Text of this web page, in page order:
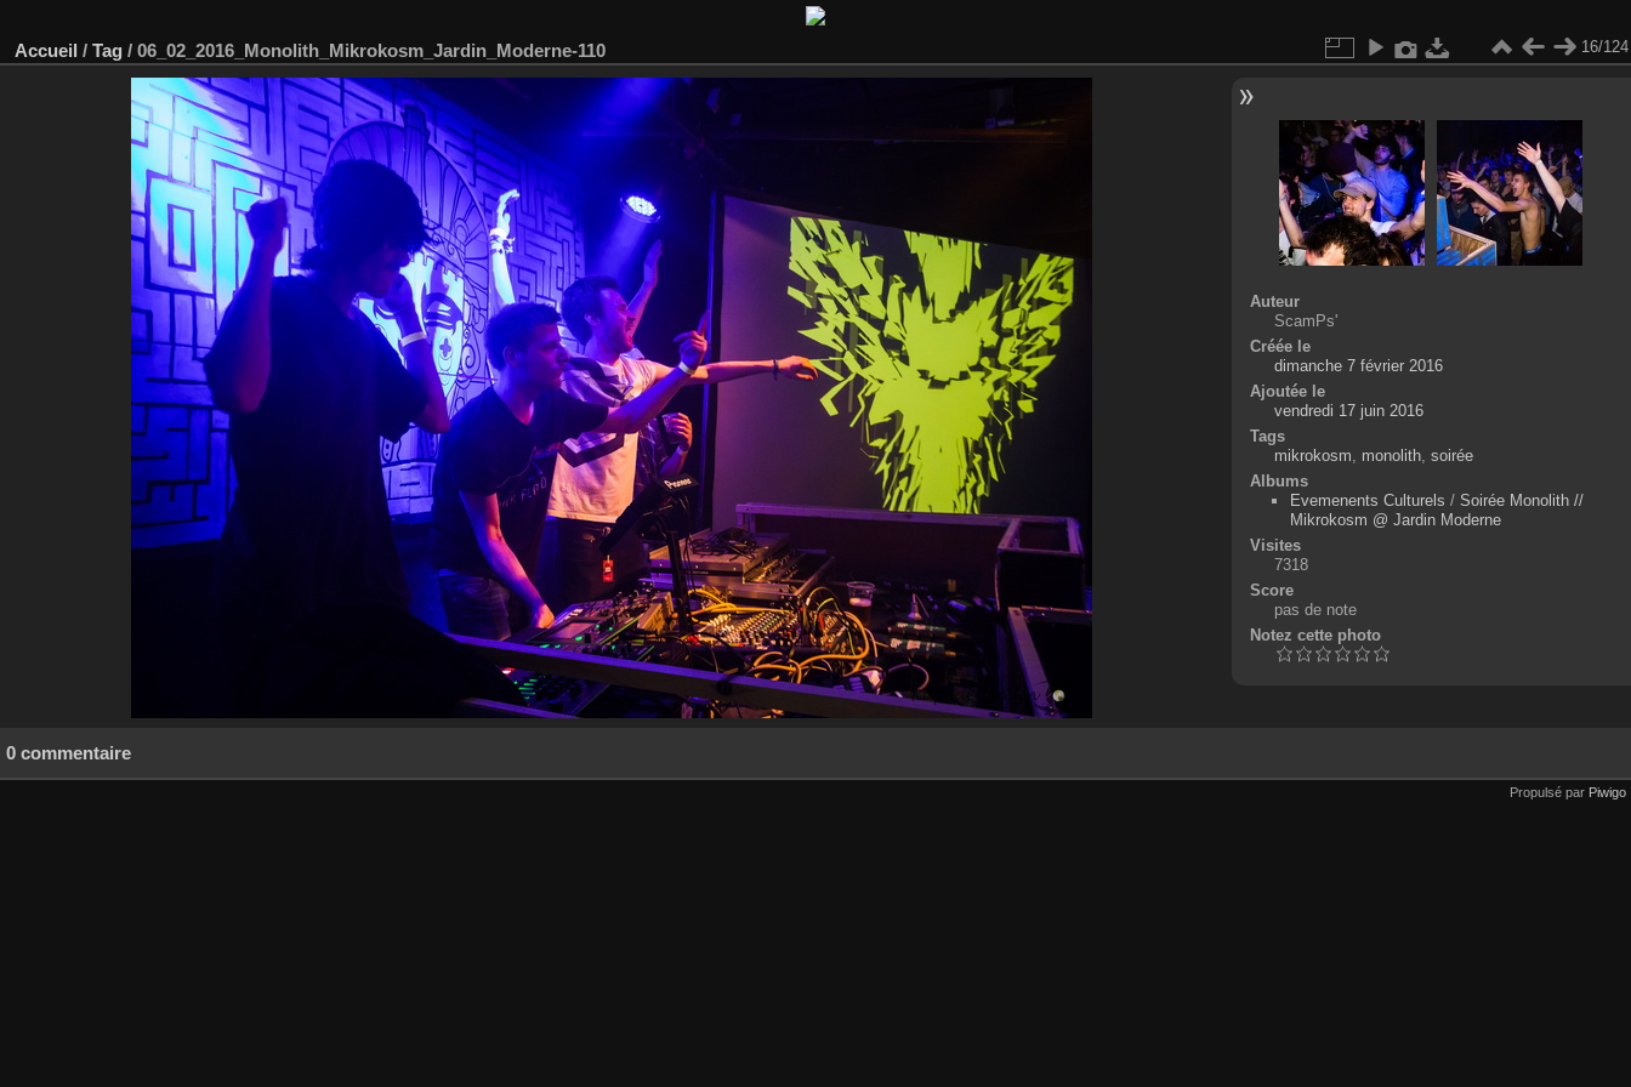
Accueil / Tag / 06_02_2016_Monolith_Mikrokosm_Jardin_Moderne-110 16/124
Auteur
ScamPs'
Créée le
dimanche 7 février 2016
Ajoutée le
vendredi 17 juin 2016
Tags
mikrokosm, monolith, soirée
Albums
Evemenents Culturels / Soirée Monolith //
Mikrokosm @ Jardin Moderne
Visites
7318
Score
pas de note
Notez cette photo
0 commentaire
Propulsé par Piwigo